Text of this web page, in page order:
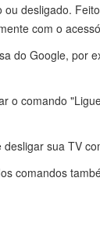
desligado.
com o
do Google, por
o comando
sua TV
comandos